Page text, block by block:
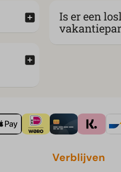
Is er een
Verblijven